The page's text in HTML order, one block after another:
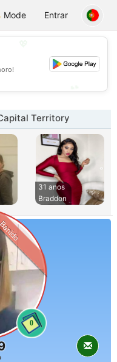
Chat
Mode Entrar
Territory
31 anos
Braddon
0